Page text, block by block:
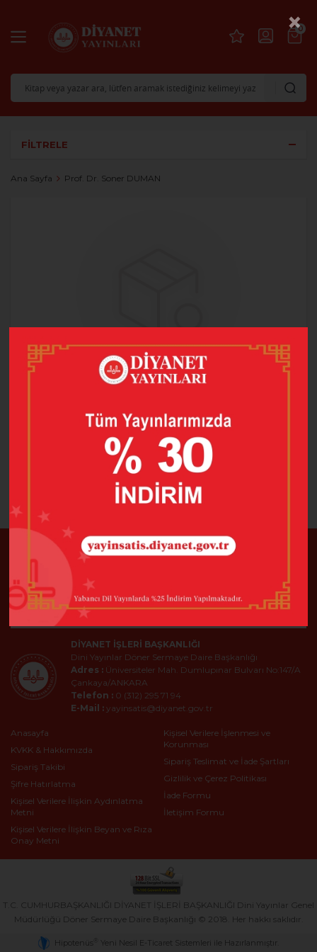
0
FILTRELE
Ana Sayfa Prof. Dr. Soner DUMAN
Geri Dön
E-Bülten
En son haberler, bildirimler ve daha fazla tasarım için kaydolun
GÖNDER
DIYANET İŞLERI BAŞKANLIĞI
Dini Yayınlar Döner Sermaye Daire Başkanlığı
Adres : Üniversiteler Mah. Dumlupınar Bulvarı No:147/A
Çankaya/ANKARA
Telefon : 0 (312) 295 71 94
E-Mail : yayinsatis@diyanet.gov.tr
Anasayfa
KVKK & Hakkımızda
Sipariş Takibi
Şifre Hatırlatma
Kişisel Verilere İlişkin Aydınlatma
Metni
Kişisel Verilere İlişkin Beyan ve Rıza
Onay Metni
Kişisel Verilere İşlenmesi ve
Korunması
Sipariş Teslimat ve İade Şartları
Gizlilik ve Çerez Politikası
İade Formu
İletişim Formu
T.C. CUMHURBAŞKANLIĞI DİYANET İŞLERİ BAŞKANLIĞI Dini Yayınlar Genel
Müdürlüğü Döner Sermaye Daire Başkanlığı © 2018. Her hakkı saklıdır.
Hipotenüs Yeni Nesil E-Ticaret Sistemleri ile Hazırlanmıştır.
×